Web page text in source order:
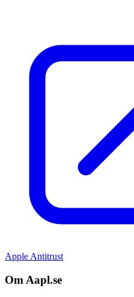
Apple Antitrust
Om Aapl.se